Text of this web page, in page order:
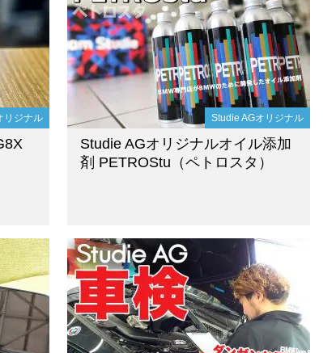
リジナル Studie AGオリジナル
Studie AGオリジナルオイル添加
剤 PETROStu（ペトロスタ）